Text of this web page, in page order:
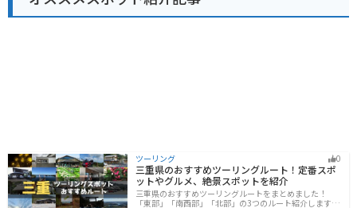
です。 道の駅 秘境の郷いずみでは、地元で採れた新鮮な
野菜や果物が販売されています。特におすすめは、泉村
ツーリング 0
三重県のおすすめツーリングルート！定番スポ
ットやグルメ、絶景スポットを紹介
三重県のおすすめツーリングルートをまとめました！
「東部」「南西部」「北部」の3つのルート紹介します。